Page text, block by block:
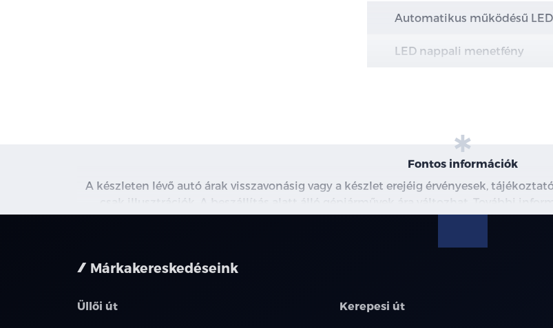
Automatikus működésű
LED nappali menetfény
Automata távolsági
Kanyarkövető fényszoró
Kilépőfények a külső
BYD SEALION 7 Specifikációk
LED hátsó lámpák
Fontos információk
A készleten lévő autó árak visszavonásig vagy a készlet erejéig érvényesek,
csak illusztrációk. A beszállítás alatt álló gépjárművek ára változhat. További
kapcsolatot. A használt autó beszámítás részleteiről, kérjük, érdeklődjön
Márkakereskedéseink
Üllői út Kerepesi út